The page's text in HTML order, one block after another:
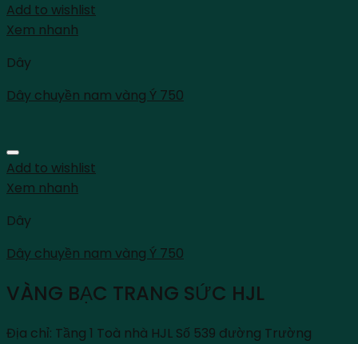
Add to wishlist
Xem nhanh
Dây
Dây chuyền nam vàng Ý 750
Add to wishlist
Xem nhanh
Dây
Dây chuyền nam vàng Ý 750
VÀNG BẠC TRANG SỨC HJL
Địa chỉ: Tầng 1 Toà nhà HJL Số 539 đường Trường